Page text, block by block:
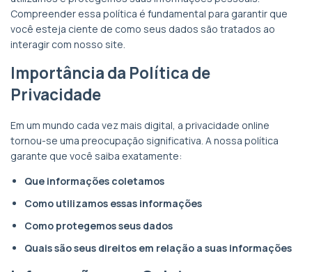
Compreender essa política é fundamental para garantir que
você esteja ciente de como seus dados são tratados ao
interagir com nosso site.
Importância da Política de
Privacidade
Em um mundo cada vez mais digital, a privacidade online
tornou-se uma preocupação significativa. A nossa política
garante que você saiba exatamente:
Que informações coletamos
Como utilizamos essas informações
Como protegemos seus dados
Quais são seus direitos em relação a suas informações